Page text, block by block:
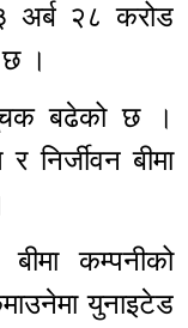
अर्ब २८ करोड
छ ।
बढेको छ ।
निर्जीवन बीमा
कम्पनीको
युनाइटेड